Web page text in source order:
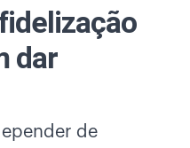
dar
de